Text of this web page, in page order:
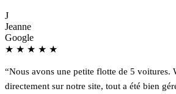
J
Jeanne
Google
★ ★ ★ ★ ★
“Nous avons une petite flotte de 5 voitures.
directement sur notre site, tout a été bien